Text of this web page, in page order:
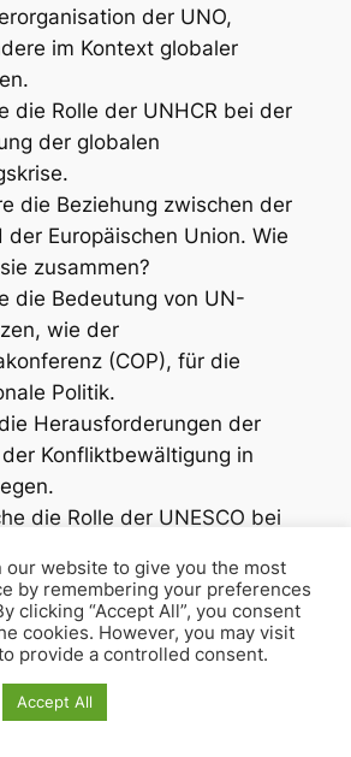
der UNO,
im Kontext globaler
die Rolle der UNHCR bei der
der globalen
die Beziehung zwischen der
der Europäischen Union. Wie
zusammen?
die Bedeutung von UN-
wie der
(COP), für die
Politik.
Herausforderungen der
Konfliktbewältigung in
die Rolle der UNESCO bei
und Kultur weltweit.
wie die UNO die globale
beeinflusst.
des internationalen
our website to give you the most
by remembering your preferences
clicking “Accept All”, you consent
cookies. However, you may visit
provide a controlled consent.
Accept All